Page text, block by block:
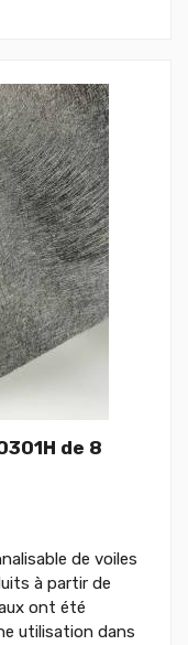
de 8
de voiles
à partir de
ont été
utilisation dans